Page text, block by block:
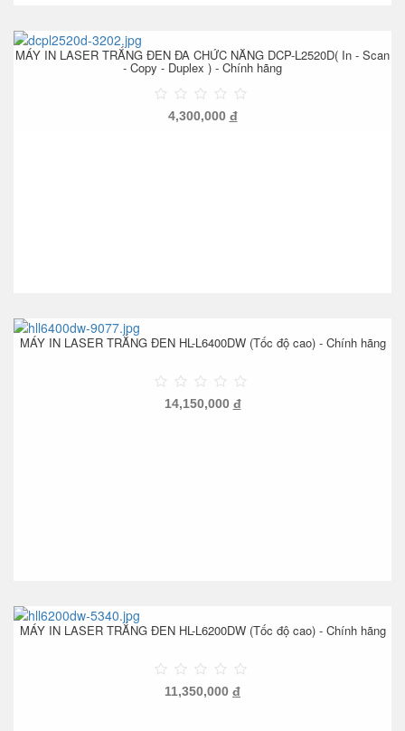
MÁY IN LASER TRẮNG ĐEN ĐA CHỨC NĂNG DCP-L2520D( In - Scan
- Copy - Duplex ) - Chính hãng
4,300,000 đ
MÁY IN LASER TRẮNG ĐEN HL-L6400DW (Tốc độ cao) - Chính hãng
14,150,000 đ
MÁY IN LASER TRẮNG ĐEN HL-L6200DW (Tốc độ cao) - Chính hãng
11,350,000 đ